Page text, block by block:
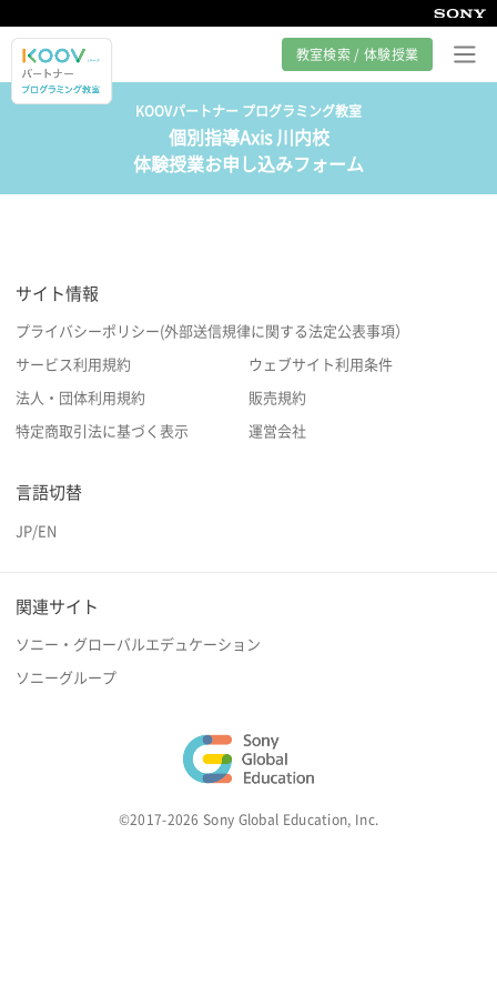
教室検索 / 体験授業
プログラミング教室とは
カリキュラム紹介
サポート
KOOVパートナー プログラミング教室
個別指導Axis 川内校
体験授業お申し込みフォーム
サイト情報
プライバシーポリシー(外部送信規律に関する法定公表事項）
サービス利用規約 ウェブサイト利用条件
法人・団体利用規約 販売規約
特定商取引法に基づく表示 運営会社
言語切替
JP/EN
関連サイト
ソニー・グローバルエデュケーション
ソニーグループ
©2017-2026 Sony Global Education, Inc.